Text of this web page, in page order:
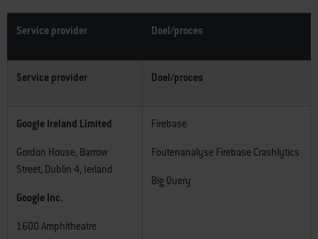
Service provider Doel/proces
Service provider Doel/proces
Google Ireland Limited
Gordon House, Barrow
Street, Dublin 4, Ierland
Google Inc.
1600 Amphitheatre
Firebase
Foutenanalyse Firebase Crashlytics
Big Query